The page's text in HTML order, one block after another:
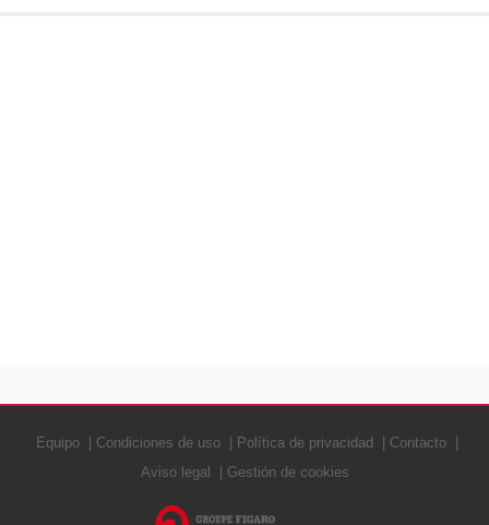
Equipo Condiciones de uso Política de privacidad
Contacto
Aviso legal
Gestión de cookies